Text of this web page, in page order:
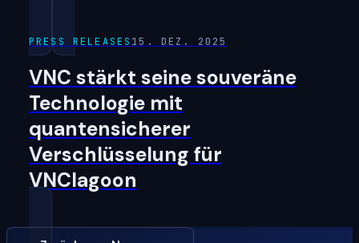
PRESS RELEASES 15. DEZ. 2025
VNC stärkt seine souveräne
Technologie mit
quantensicherer
Verschlüsselung für
VNClagoon